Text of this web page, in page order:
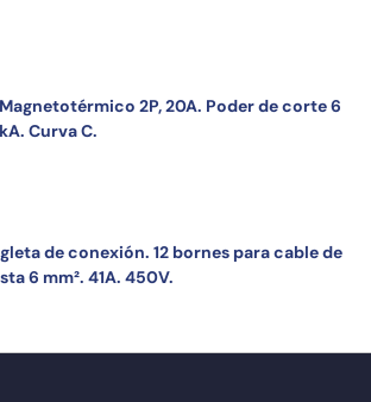
Magnetotérmico 2P, 20A. Poder de corte 6
kA. Curva C.
de conexión. 12 bornes para cable de
6 mm². 41A. 450V.